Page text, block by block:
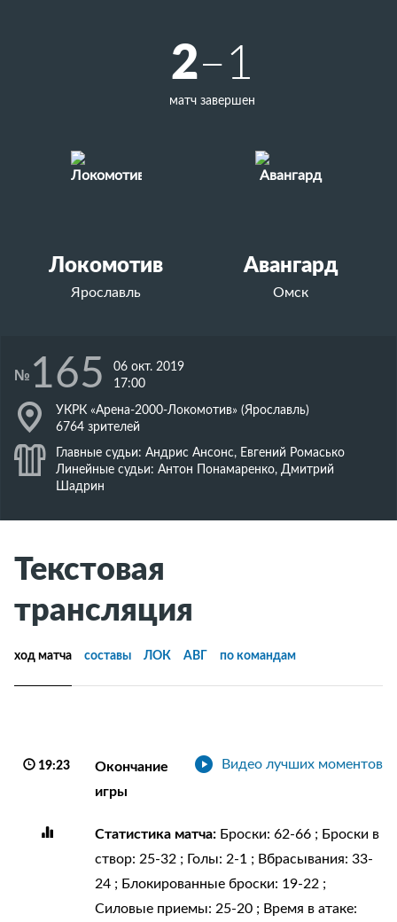
Локомотив
Ярославль
2–1
матч завершен
Авангард
Омск
№ 165
06 окт. 2019
17:00
J
УКРК «Арена-2000-Локомотив» (Ярославль)
6764 зрителей
K
Главные судьи: Андрис Ансонс, Евгений Ромасько
Линейные судьи: Антон Понамаренко, Дмитрий
Шадрин
Текстовая
трансляция
ход матча составы ЛОК АВГ по командам
19:23 Видео лучших моментов
Окончание
игры
Статистика матча: Броски: 62-66 ; Броски в
створ: 25-32 ; Голы: 2-1 ; Вбрасывания: 33-
24 ; Блокированные броски: 19-22 ;
Силовые приемы: 25-20 ; Время в атаке: